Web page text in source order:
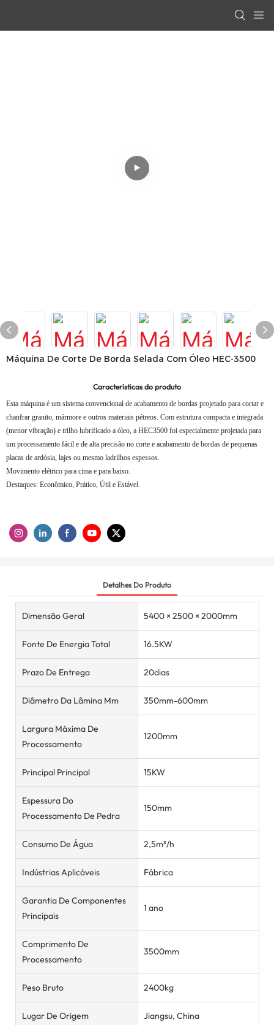
Máquina De Corte De Borda Selada Com Óleo HEC-3500
Características do produto
Esta máquina é um sistema convencional de acabamento de bordas projetado para cortar e
chanfrar granito, mármore e outros materiais pétreos. Com estrutura compacta e integrada
(menor vibração) e trilho lubrificado a óleo, a HEC3500 foi especialmente projetada para
um processamento fácil e de alta precisão no corte e acabamento de bordas de pequenas
placas de ardósia, lajes ou mesmo ladrilhos espessos.
Movimento elétrico para cima e para baixo.
Destaques: Econômico, Prático, Útil e Estável.
Detalhes Do Produto
Dimensão Geral 5400 × 2500 × 2000mm
Fonte De Energia Total 16.5KW
Prazo De Entrega 20dias
Diâmetro Da Lâmina Mm 350mm-600mm
Largura Máxima De
Processamento
1200mm
Principal Principal 15KW
Espessura Do
Processamento De Pedra
150mm
Consumo De Água 2,5m³/h
Indústrias Aplicáveis Fábrica
Garantia De Componentes
Principais
1 ano
Comprimento De
Processamento
3500mm
Peso Bruto 2400kg
Lugar De Origem Jiangsu, China